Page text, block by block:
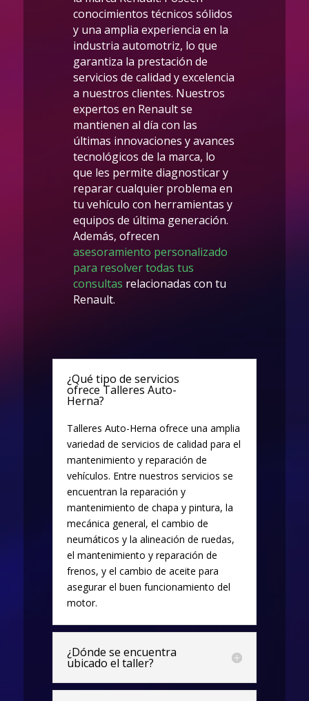
conocimientos técnicos sólidos
y una amplia experiencia en la
industria automotriz, lo que
garantiza la prestación de
servicios de calidad y excelencia
a nuestros clientes. Nuestros
expertos en Renault se
mantienen al día con las
últimas innovaciones y avances
tecnológicos de la marca, lo
que les permite diagnosticar y
reparar cualquier problema en
tu vehículo con herramientas y
equipos de última generación.
Además, ofrecen
asesoramiento personalizado
para resolver todas tus
consultas relacionadas con tu
Renault.
¿Qué tipo de servicios
ofrece Talleres Auto-
Herna?
Talleres Auto-Herna ofrece una amplia
variedad de servicios de calidad para el
mantenimiento y reparación de
vehículos. Entre nuestros servicios se
encuentran la reparación y
mantenimiento de chapa y pintura, la
mecánica general, el cambio de
neumáticos y la alineación de ruedas,
el mantenimiento y reparación de
frenos, y el cambio de aceite para
asegurar el buen funcionamiento del
motor.
¿Dónde se encuentra
ubicado el taller?